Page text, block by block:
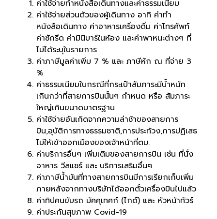
ค่าใช้จ่ายทำหนังสือเดินทางและค่าธรรมเนียม
ค่าใช้จ่ายส่วนตัวของผู้เดินทาง อาทิ ค่าทำ
หนังสือเดินทาง ค่าอาหารเครื่องดื่ม ค่าโทรศัพท์
ค่าซักรีด ค่ามินิบาร์ในห้อง และค่าพาหนะต่างๆ ที่
ไม่ได้ระบุในรายการ
ค่าภาษีมูลค่าเพิ่ม 7 % และ ภาษีหัก ณ ที่จ่าย 3
%
ค่าธรรมเนียมในกรณีที่กระเป๋าสัมภาระมีน้ำหนัก
เกินกว่าที่สายการบินนั้นๆ กำหนด หรือ สัมภาระ
ใหญ่เกินขนาดมาตรฐาน
ค่าใช้จ่ายอันเกิดจากความล่าช้าของสายการ
บิน,อุบัติการทางธรรมชาติ,การประท้วง,การปฏิเสธ
ไม่ให้เข้าออกเมืองของเจ้าหน้าที่ตม.
ค่าบริการอื่นๆ เพิ่มเติมของสายการบิน เช่น ที่นั่ง
อาหาร วีลแซร์ และ บริการเสริมอื่นๆ
ค่าภาษีน้ำมันที่ทางสายการบินมีการเรียกเก็บเพิ่ม
ภายหลังจากทางบริษัทได้ออกตั๋วเครื่องบินไปแล้ว
ค่าทิปคนขับรถ มัคคุเทศก์ (ไกด์) และ หัวหน้าทัวร์
ค่าประกันสุขภาพ Covid-19